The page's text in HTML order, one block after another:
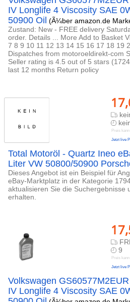
IV Longlife 4 Viscosity SAE
50900 Oil (Ã¼ber amazon.de
Zustand: New - FREE delivery
order. Details ... More Add to Basket
7 8 9 10 11 12 13 14 15 16 17 18 19
Dispatches from motoroeldirekt-com
Seller rating is 4.5 out of 5 stars
last 12 months Return policy
Preis
Jetzt live
Total Motoröl - Quartz Ineo
Liter VW 50800/50900
Dieses Angebot ist ein Beispiel für
eBay-Marktplatz in der Kategorie
aktualisieren Sie die Suchergebnisse
erhalten.
9
Preis
Jetzt live
Volkswagen
IV Longlife 4 Viscosity SAE